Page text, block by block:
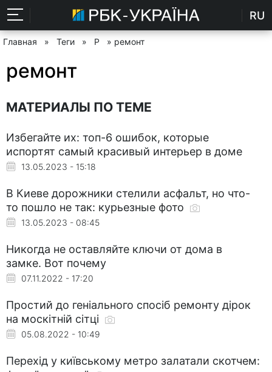
RU
Главная » Теги » Р » ремонт
ремонт
МАТЕРИАЛЫ ПО ТЕМЕ
Избегайте их: топ-6 ошибок, которые
испортят самый красивый интерьер в доме
13.05.2023 - 15:18
В Киеве дорожники стелили асфальт, но что-
то пошло не так: курьезные фото
13.05.2023 - 08:45
Никогда не оставляйте ключи от дома в
замке. Вот почему
07.11.2022 - 17:20
Простий до геніального спосіб ремонту дірок
на москітній сітці
05.08.2022 - 10:49
Перехід у київському метро залатали скотчем: